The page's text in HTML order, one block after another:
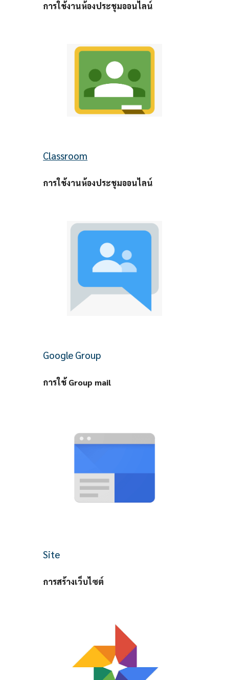
การใช้งานห้องประชุมออนไลน์
Classroom
การใช้งานห้องประชุมออนไลน์
Google Group
การใช้ Group mail
Site
การสร้างเว็บไซต์